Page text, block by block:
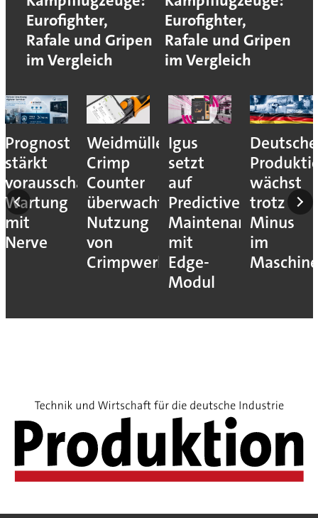
Eurofighter,
Rafale und Gripen
im Vergleich
Eurofighter,
Rafale und Gripen
im Vergleich
Prognost
stärkt
vorausschauende
Wartung
mit
Nerve
Weidmüller:
Crimp
Counter
überwacht
Nutzung
von
Crimpwerkzeugen
Igus
setzt
auf
Predictive
Maintenance
mit
Edge-
Modul
Deutsche
wächst
trotz
Minus
im